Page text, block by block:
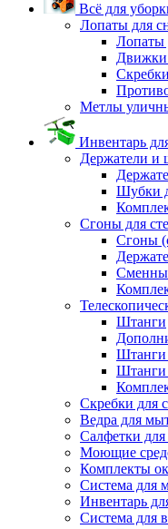
Всё для
Лопаты для
Лопаты
Движки
Метлы
Инвентарь
Держатели и
Шубки
Сгоны для
Сгоны
Штанги
Штанги
Штанги
Скребки для
Ведра для
Салфетки
Моющие
Комплекты
Система для
Инвентарь
Система для